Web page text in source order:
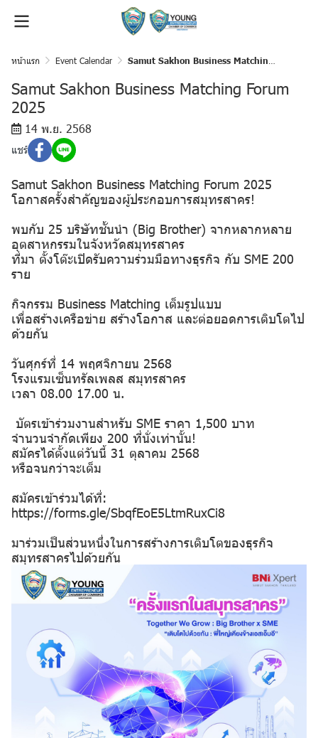
หน้าแรก Event Calendar Samut Sakhon Business Matching Forum 2025
Samut Sakhon Business Matching Forum
2025
14 พ.ย. 2568
แชร์
Samut Sakhon Business Matching Forum 2025
โอกาสครั้งสำคัญของผู้ประกอบการสมุทรสาคร!
พบกับ 25 บริษัทชั้นนำ (Big Brother) จากหลากหลาย
อุตสาหกรรมในจังหวัดสมุทรสาคร
ที่มา ตั้งโต๊ะเปิดรับความร่วมมือทางธุรกิจ กับ SME 200
ราย
กิจกรรม Business Matching เต็มรูปแบบ
เพื่อสร้างเครือข่าย สร้างโอกาส และต่อยอดการเติบโตไป
ด้วยกัน
วันศุกร์ที่ 14 พฤศจิกายน 2568
โรงแรมเซ็นทรัลเพลส สมุทรสาคร
เวลา 08.00 17.00 น.
️ บัตรเข้าร่วมงานสำหรับ SME ราคา 1,500 บาท
จำนวนจำกัดเพียง 200 ที่นั่งเท่านั้น!
สมัครได้ตั้งแต่วันนี้ 31 ตุลาคม 2568
หรือจนกว่าจะเต็ม
สมัครเข้าร่วมได้ที่:
https://forms.gle/SbqfEoE5LtmRuxCi8
มาร่วมเป็นส่วนหนึ่งในการสร้างการเติบโตของธุรกิจ
สมุทรสาครไปด้วยกัน